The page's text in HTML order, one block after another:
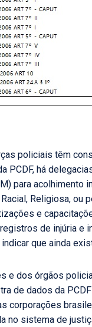
policiais têm
PCDF, há
para
Religiosa, ou
e
de injúria e
que ainda
e dos órgãos
de dados da
corporações
no sistema de